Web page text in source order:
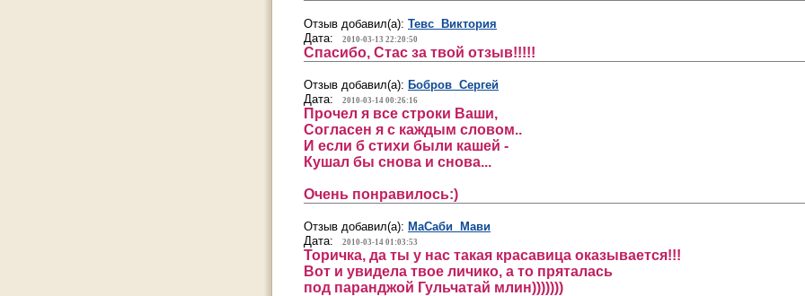
Отзыв добавил(а): Тевс Виктория
Дата:
2010-03-13 22:20:50
Спасибо, Стас за твой отзыв!!!!!
Отзыв добавил(а): Бобров Сергей
Дата:
2010-03-14 00:26:16
Прочел я все строки Ваши,
Согласен я с каждым словом..
И если б стихи были кашей -
Кушал бы снова и снова...
Очень понравилось:)
Отзыв добавил(а): МаСаби Мави
Дата:
2010-03-14 01:03:53
Торичка, да ты у нас такая красавица оказывается!!!
Вот и увидела твое личико, а то пряталась
под паранджой Гульчатай млин)))))))